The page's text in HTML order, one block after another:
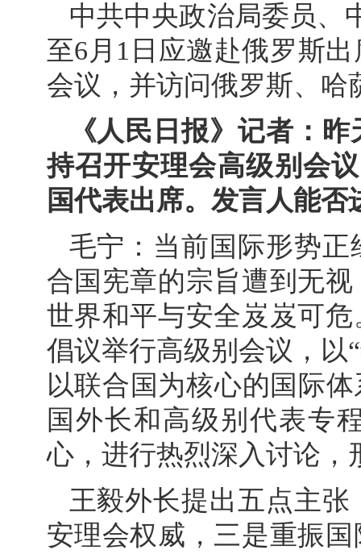
中共中央政治局委员、
至6月1日应邀赴俄罗斯
会议，并访问俄罗斯、哈
《人民日报》记者：
持召开安理会高级别会
国代表出席。发言人能否
毛宁：当前国际形势
合国宪章的宗旨遭到无
世界和平与安全岌岌可
倡议举行高级别会议，以
以联合国为核心的国际
国外长和高级别代表专
心，进行热烈深入讨论，
王毅外长提出五点主
安理会权威，三是重振